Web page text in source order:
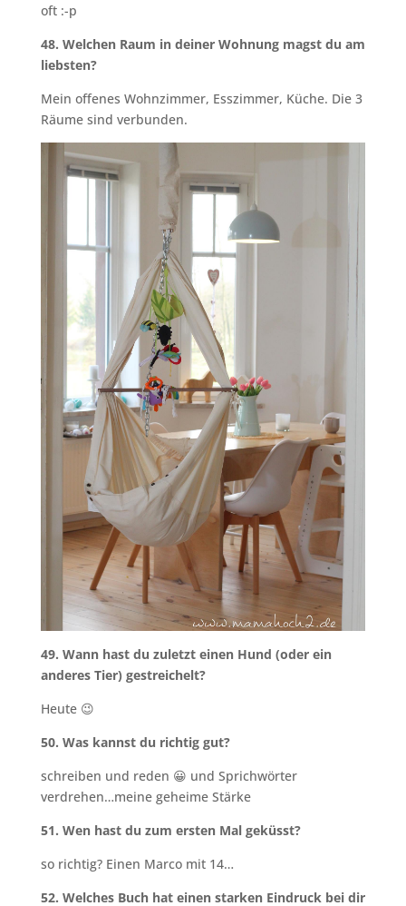
oft :-p
48. Welchen Raum in deiner Wohnung magst du am
liebsten?
Mein offenes Wohnzimmer, Esszimmer, Küche. Die 3
Räume sind verbunden.
49. Wann hast du zuletzt einen Hund (oder ein
anderes Tier) gestreichelt?
Heute 😉
50. Was kannst du richtig gut?
schreiben und reden 😀 und Sprichwörter
verdrehen…meine geheime Stärke
51. Wen hast du zum ersten Mal geküsst?
so richtig? Einen Marco mit 14…
52. Welches Buch hat einen starken Eindruck bei dir